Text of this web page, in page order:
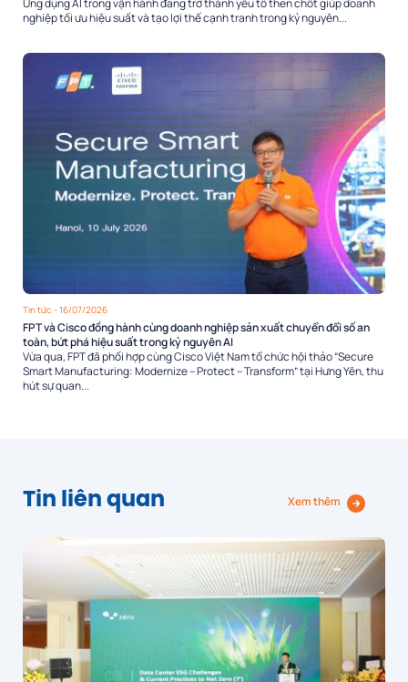
nghiệp tối ưu hiệu suất và tạo lợi thế cạnh tranh trong kỷ nguyên...
Tin tức - 16/07/2026
FPT và Cisco đồng hành cùng doanh nghiệp sản xuất chuyển đổi số an
toàn, bứt phá hiệu suất trong kỷ nguyên AI
Vừa qua, FPT đã phối hợp cùng Cisco Việt Nam tổ chức hội thảo “Secure
Smart Manufacturing: Modernize – Protect – Transform” tại Hưng Yên, thu
hút sự quan...
Tin liên quan Xem thêm